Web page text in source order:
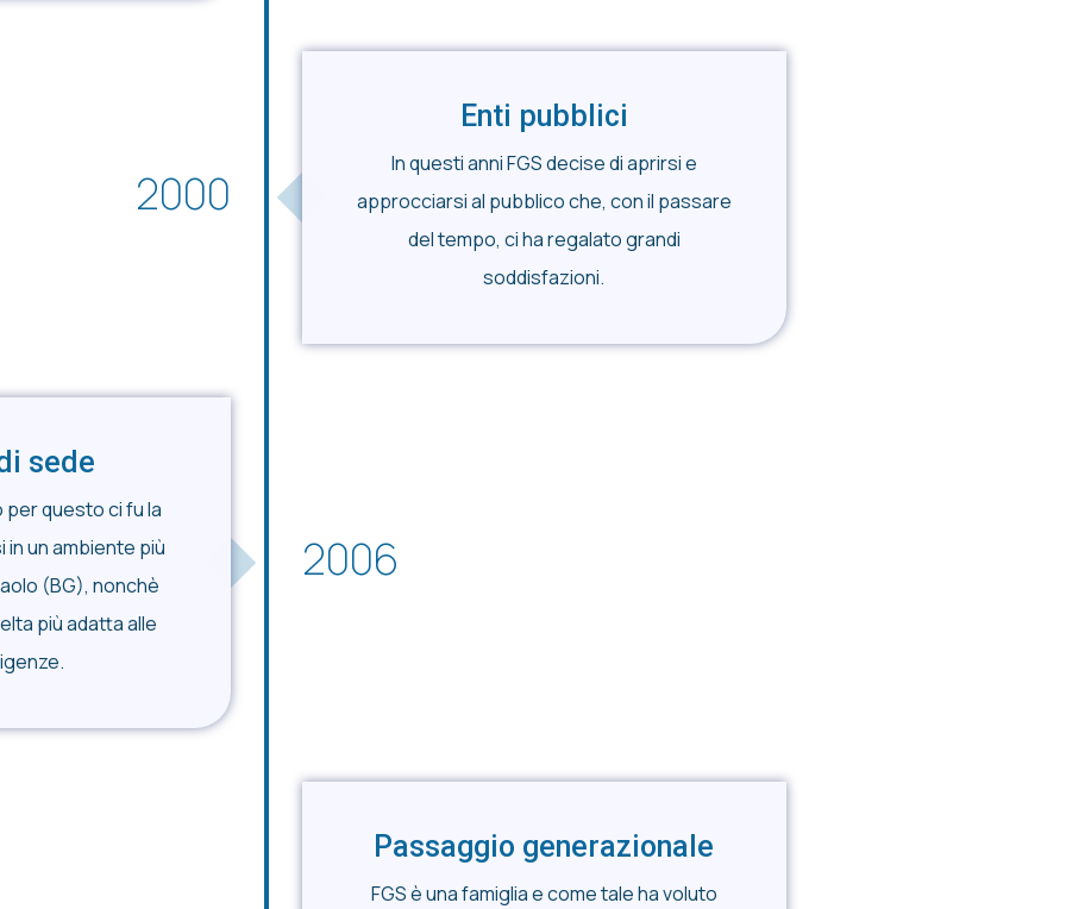
Enti pubblici
In questi anni FGS decise di aprirsi e
approcciarsi al pubblico che, con il passare
del tempo, ci ha regalato grandi
soddisfazioni.
2000
sede
questo ci fu la
un ambiente più
(BG), nonchè
più adatta alle
2006
Passaggio generazionale
FGS è una famiglia e come tale ha voluto